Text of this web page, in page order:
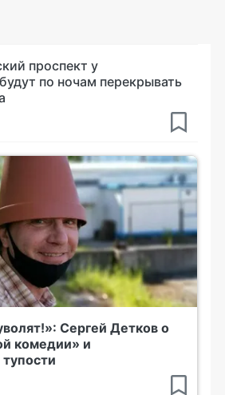
проспект у
по ночам перекрывать
Сергей Детков о
комедии» и